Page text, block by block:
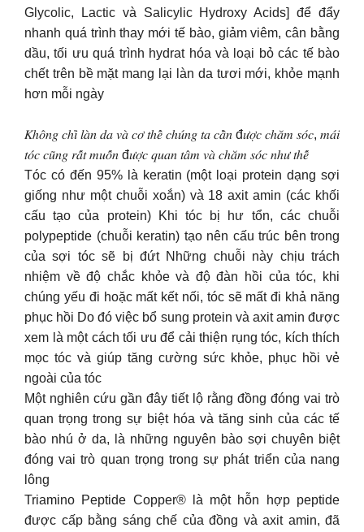
Glycolic, Lactic và Salicylic Hydroxy Acids] để đẩy
nhanh quá trình thay mới tế bào, giảm viêm, cân bằng
dầu, tối ưu quá trình hydrat hóa và loại bỏ các tế bào
chết trên bề mặt mang lại làn da tươi mới, khỏe mạnh
hơn mỗi ngày
𝐾ℎ𝑜̂𝑛𝑔 𝑐ℎ𝑖̉ 𝑙𝑎̀𝑛 𝑑𝑎 𝑣𝑎̀ 𝑐𝑜̛ 𝑡ℎ𝑒̂̉ 𝑐ℎ𝑢́𝑛𝑔 𝑡𝑎 𝑐𝑎̂̀𝑛 đ𝑢̛𝑜̛̣𝑐 𝑐ℎ𝑎̆𝑚 𝑠𝑜́𝑐, 𝑚𝑎́𝑖
𝑡𝑜́𝑐 𝑐𝑢̃𝑛𝑔 𝑟𝑎̂́𝑡 𝑚𝑢𝑜̂́𝑛 đ𝑢̛𝑜̛̣𝑐 𝑞𝑢𝑎𝑛 𝑡𝑎̂𝑚 𝑣𝑎̀ 𝑐ℎ𝑎̆𝑚 𝑠𝑜́𝑐 𝑛ℎ𝑢̛ 𝑡ℎ𝑒̂́
Tóc có đến 95% là keratin (một loại protein dạng sợi
giống như một chuỗi xoắn) và 18 axit amin (các khối
cấu tạo của protein) Khi tóc bị hư tổn, các chuỗi
polypeptide (chuỗi keratin) tạo nên cấu trúc bên trong
của sợi tóc sẽ bị đứt Những chuỗi này chịu trách
nhiệm về độ chắc khỏe và độ đàn hồi của tóc, khi
chúng yếu đi hoặc mất kết nối, tóc sẽ mất đi khả năng
phục hồi Do đó việc bổ sung protein và axit amin được
xem là một cách tối ưu để cải thiện rụng tóc, kích thích
mọc tóc và giúp tăng cường sức khỏe, phục hồi vẻ
ngoài của tóc
Một nghiên cứu gần đây tiết lộ rằng đồng đóng vai trò
quan trọng trong sự biệt hóa và tăng sinh của các tế
bào nhú ở da, là những nguyên bào sợi chuyên biệt
đóng vai trò quan trọng trong sự phát triển của nang
lông
Triamino Peptide Copper® là một hỗn hợp peptide
được cấp bằng sáng chế của đồng và axit amin, đã